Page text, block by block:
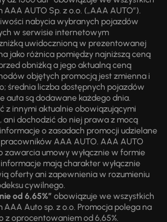
AUTO Sp. z o.o. („AAA AUTO”).
nabycia wybranych pojazdów
w serwisie internetowym
uwidocznioną w prezentowanej
jako różnica pomiędzy najniższą ceną
obniżką a jego aktualną ceną
objętych promocją jest zmienna i
średnia liczba dostępnych pojazdów
auta są dodawane każdego dnia.
z innymi aktualnie obowiązującymi
dochodzić do niej prawa z mocą
o zasadach promocji udzielane
AAA AUTO. AAA AUTO
zawarcia umowy wyłącznie w formie
mają charakter wyłącznie
oferty ani zapewnienia w rozumieniu
cywilnego.
od 6,65%” obowiązuje we wszystkich
Auto sp. z o.o. Promocja polega na
z oprocentowaniem od 6,65%.